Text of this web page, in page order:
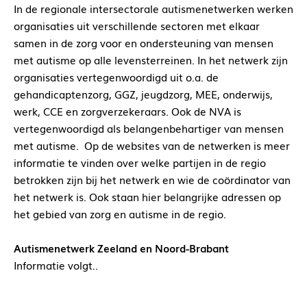
In de regionale intersectorale autismenetwerken werken
organisaties uit verschillende sectoren met elkaar
samen in de zorg voor en ondersteuning van mensen
met autisme op alle levensterreinen. In het netwerk zijn
organisaties vertegenwoordigd uit o.a. de
gehandicaptenzorg, GGZ, jeugdzorg, MEE, onderwijs,
werk, CCE en zorgverzekeraars. Ook de NVA is
vertegenwoordigd als belangenbehartiger van mensen
met autisme. Op de websites van de netwerken is meer
informatie te vinden over welke partijen in de regio
betrokken zijn bij het netwerk en wie de coördinator van
het netwerk is. Ook staan hier belangrijke adressen op
het gebied van zorg en autisme in de regio.
Autismenetwerk Zeeland en Noord-Brabant
Informatie volgt..